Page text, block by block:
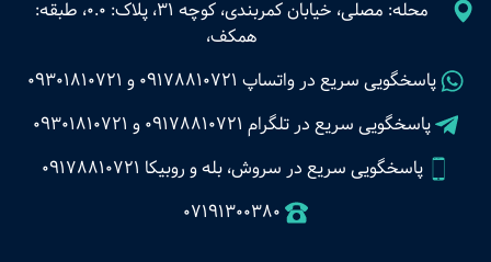
محله: مصلی، خیابان کمربندی، کوچه 31، پلاک: 0.0، طبقه:
همکف،
پاسخگویی سریع در واتساپ 09178810721 و 09301810721
پاسخگویی سریع در تلگرام 09178810721 و 09301810721
پاسخگویی سریع در سروش، بله و روبیکا 09178810721
07191300380